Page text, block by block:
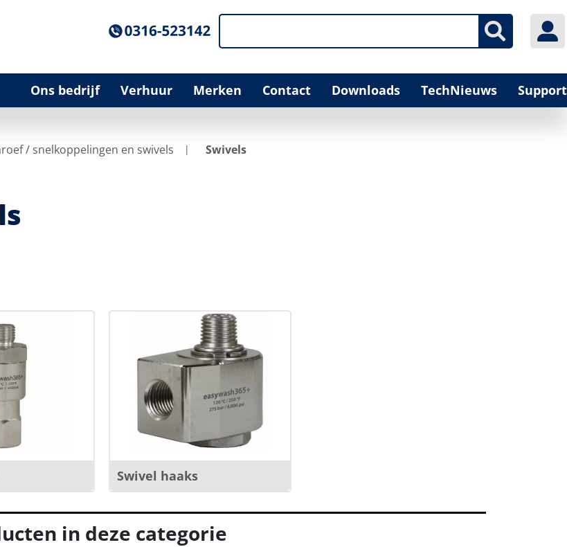
Ons bedrijf Verhuur Merken Contact Downloads TechNieuws Support
/ snelkoppelingen en swivels Swivels
Swivel haaks
in deze categorie